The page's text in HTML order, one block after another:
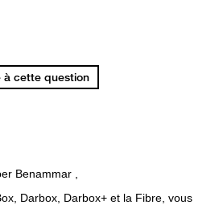
à cette question
Benammar ,
Darbox, Darbox+ et la Fibre, vous